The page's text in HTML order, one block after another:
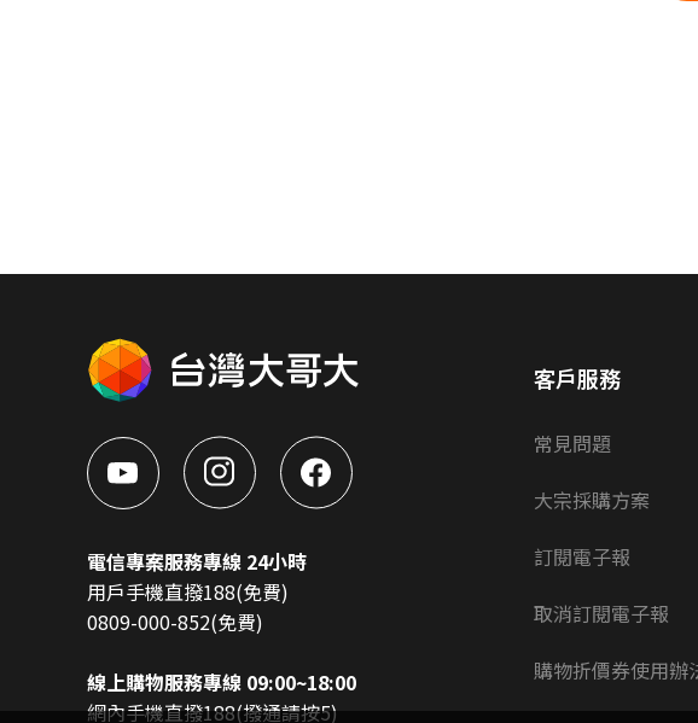
電信專案服務專線 24小時
用戶手機直撥188(免費)
0809-000-852(免費)
線上購物服務專線 09:00~18:00
網內手機直撥188(撥通請按5)
客戶服務
常見問題
大宗採購方案
訂閱電子報
取消訂閱電子報
購物折價券使用辦